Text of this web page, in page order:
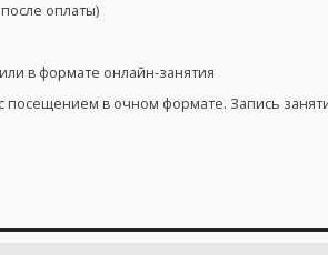
оплаты)
в формате онлайн-занятия
в очном формате. Запись